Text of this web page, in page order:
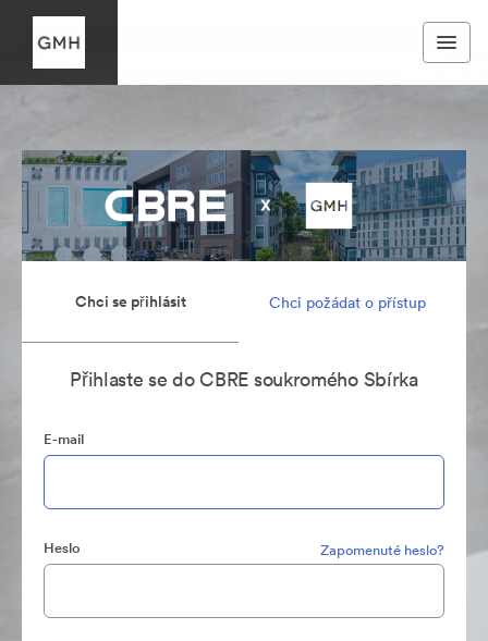
Chci se přihlásit Chci požádat o přístup
Přihlaste se do CBRE soukromého Sbírka
E-mail
Heslo Zapomenuté heslo?